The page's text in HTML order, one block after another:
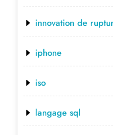
innovation de
iphone
iso
langage sql